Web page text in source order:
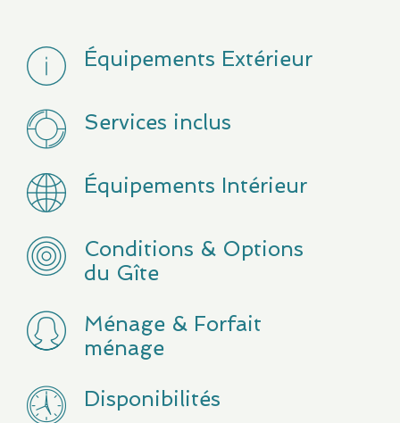
Équipements Extérieur
Services inclus
Équipements Intérieur
Conditions & Options
du Gîte
Ménage & Forfait
ménage
Disponibilités